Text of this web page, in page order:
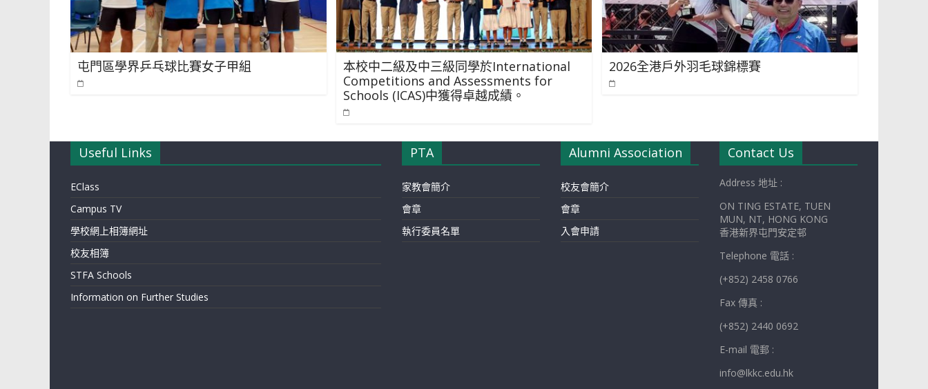
屯門區學界乒乓球比賽女子甲組
本校中二級及中三級同學於International
Competitions and Assessments for
Schools (ICAS)中獲得卓越成績。
2026全港戶外羽毛球錦標賽
Useful Links
EClass
Campus TV
學校網上相簿網址
校友相簿
STFA Schools
Information on Further Studies
PTA
家教會簡介
會章
執行委員名單
Alumni Association
校友會簡介
會章
入會申請
Contact Us
Address 地址 :
ON TING ESTATE, TUEN
MUN, NT, HONG KONG
香港新界屯門安定邨
Telephone 電話 :
(+852) 2458 0766
Fax 傳真 :
(+852) 2440 0692
E-mail 電郵 :
info@lkkc.edu.hk